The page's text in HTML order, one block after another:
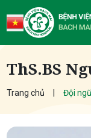
ThS.BS
Trang chủ Đội